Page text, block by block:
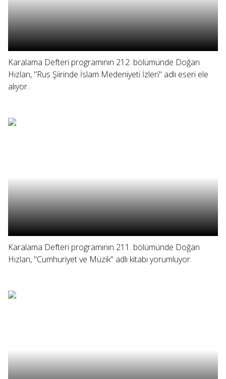
Karalama Defteri programının 212. bölümünde Doğan
Hızlan, "Rus Şiirinde İslam Medeniyeti İzleri" adlı eseri ele
alıyor.
Karalama Defteri programının 211. bölümünde Doğan
Hızlan, "Cumhuriyet ve Müzik" adlı kitabı yorumluyor.